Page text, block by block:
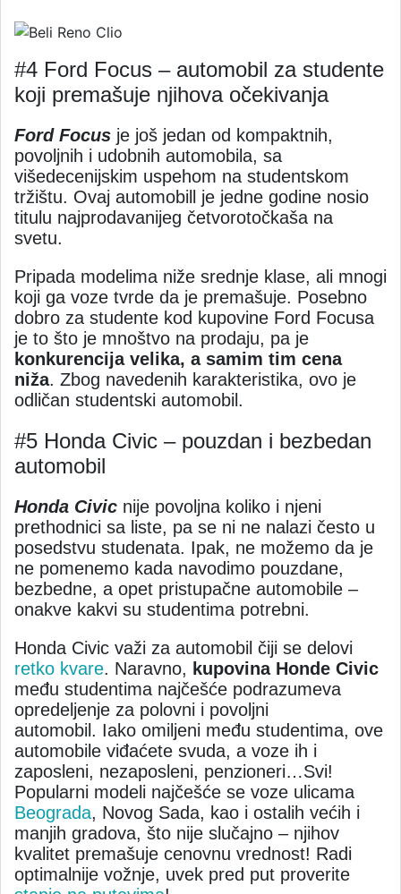
#4 Ford Focus – automobil za studente
koji premašuje njihova očekivanja
Ford Focus je još jedan od kompaktnih,
povoljnih i udobnih automobila, sa
višedecenijskim uspehom na studentskom
tržištu. Ovaj automobill je jedne godine nosio
titulu najprodavanijeg četvorotočkaša na
svetu.
Pripada modelima niže srednje klase, ali mnogi
koji ga voze tvrde da je premašuje. Posebno
dobro za studente kod kupovine Ford Focusa
je to što je mnoštvo na prodaju, pa je
konkurencija velika, a samim tim cena
niža. Zbog navedenih karakteristika, ovo je
odličan studentski automobil.
#5 Honda Civic – pouzdan i bezbedan
automobil
Honda Civic nije povoljna koliko i njeni
prethodnici sa liste, pa se ni ne nalazi često u
posedstvu studenata. Ipak, ne možemo da je
ne pomenemo kada navodimo pouzdane,
bezbedne, a opet pristupačne automobile –
onakve kakvi su studentima potrebni.
Honda Civic važi za automobil čiji se delovi
retko kvare. Naravno, kupovina Honde Civic
među studentima najčešće podrazumeva
opredeljenje za polovni i povoljni
automobil. Iako omiljeni među studentima, ove
automobile viđaćete svuda, a voze ih i
zaposleni, nezaposleni, penzioneri…Svi!
Popularni modeli najčešće se voze ulicama
Beograda, Novog Sada, kao i ostalih većih i
manjih gradova, što nije slučajno – njihov
kvalitet premašuje cenovnu vrednost! Radi
optimalnije vožnje, uvek pred put proverite